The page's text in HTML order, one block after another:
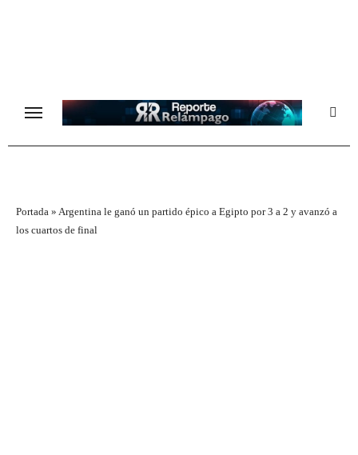
Portada» Argentina le ganó un partido épico a Egipto por 3 a 2 y avanzó a
los cuartos de final